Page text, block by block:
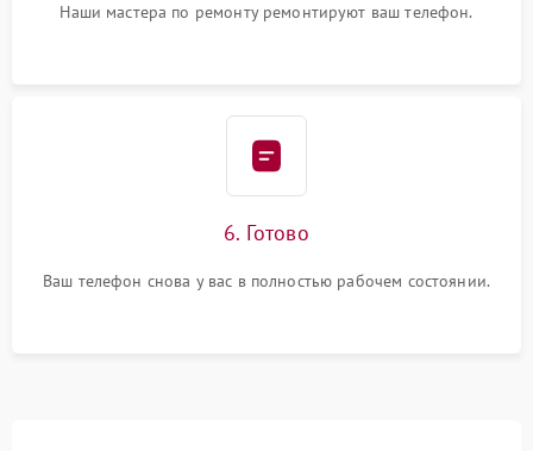
Наши мастера по ремонту ремонтируют ваш телефон.
6. Готово
Ваш телефон снова у вас в полностью рабочем состоянии.